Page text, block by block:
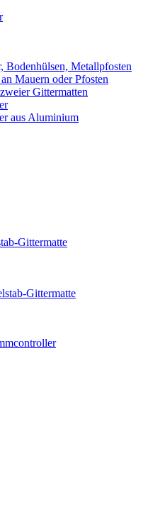
Bodenhülsen, Metallpfosten
Mauern oder Pfosten
Gittermatten
aus Aluminium
Gittermatte
Gittermatte